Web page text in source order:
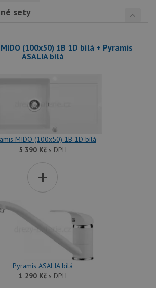
sety
(100x50) 1B 1D bílá + Pyramis
ASALIA bílá
MIDO (100x50) 1B 1D bílá
5 390 Kčs DPH
+
Pyramis ASALIA bílá
1 290 Kčs DPH